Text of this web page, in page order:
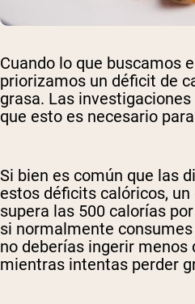
Cuando lo que buscamos
priorizamos un déficit de
grasa. Las
que esto es necesario
Si bien es común que las
estos déficits calóricos,
supera las 500 calorías
si normalmente
no deberías ingerir menos
mientras intentas perder